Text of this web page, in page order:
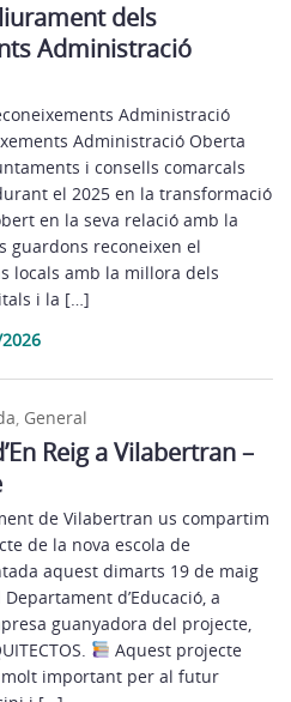
dels
Administració
Administració
Administració Oberta
i consells comarcals
el 2025 en la transformació
en la seva relació amb la
guardons reconeixen el
locals amb la millora dels
i la […]
, General
Reig a Vilabertran –
de Vilabertran us compartim
de la nova escola de
aquest dimarts 19 de maig
d’Educació, a
guanyadora del projecte,
Aquest projecte
important per al futur